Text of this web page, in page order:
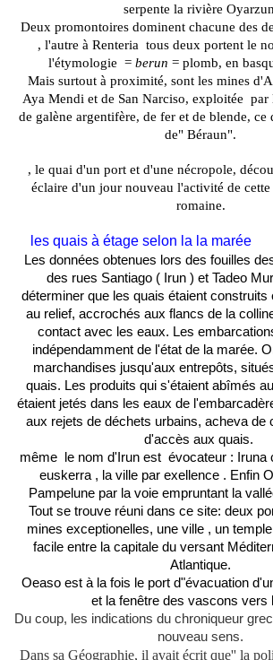
serpente la rivière
Deux promontoires dominent chacune des
, l'autre à Renteria tous deux portent le
l'étymologie = berun = plomb, en
Mais surtout à proximité, sont les mines
Aya Mendi et de San Narciso, exploitée par
de galène argentifère, de fer et de blende,
de" Béraun".
, le quai d'un port et d'une nécropole,
éclaire d'un jour nouveau l'activité de
romaine.
les quais à étage selon la la marée
Les données obtenues lors des fouilles
des rues Santiago ( Irun ) et Tadeo
déterminer que les quais étaient construits
au relief, accrochés aux flancs de la
contact avec les eaux. Les
indépendamment de l'état de la marée.
marchandises jusqu'aux entrepôts,
quais. Les produits qui s'étaient abîmés
étaient jetés dans les eaux de
aux rejets de déchets urbains, acheva de
d'accès aux quais.
même
le nom d'Irun est évocateur : Iruna
euskerra , la ville par exellence . Enfin
Pampelune par la voie empruntant la
Tout se trouve réuni dans ce site: deux
mines exceptionelles, une ville , un
facile entre la capitale du versant
Atlantique.
Oeaso est à la fois le port d"évacuation
et la fenêtre des vascons vers
Du coup, les indications du chroniqueur
nouveau sens.
Dans sa Géographie, il avait écrit que'' la